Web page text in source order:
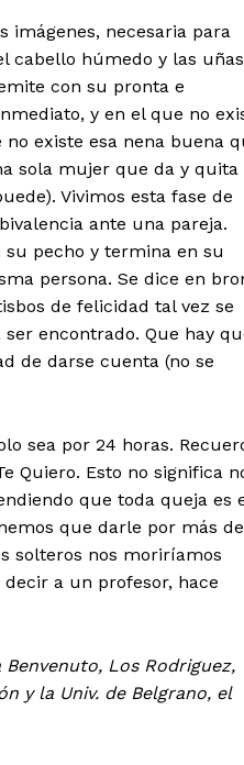
imágenes, necesaria para
cabello húmedo y las uñas
con su pronta e
y en el que no
existe esa nena buena
sola mujer que da y quita
Vivimos esta fase de
ante una pareja.
pecho y termina en su
persona. Se dice en
de felicidad tal vez se
encontrado. Que hay
de darse cuenta (no se
sea por 24 horas.
Quiero. Esto no significa
que toda queja es
que darle por más
solteros nos moriríamos
a un profesor, hace
Los Rodriguez,
y la Univ. de Belgrano, el